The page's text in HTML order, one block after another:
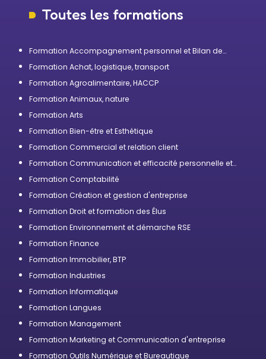
Toutes les formations
Formation Accompagnement personnel et Bilan de
Formation Achat, logistique, transport
Formation Agroalimentaire, HACCP
Formation Animaux, nature
Formation Arts
Formation Bien-être et Esthétique
Formation Commercial et relation client
Formation Communication et efficacité personnelle et
Formation Comptabilité
Formation Création et gestion d'entreprise
Formation Droit et formation des Élus
Formation Environnement et démarche RSE
Formation Finance
Formation Immobilier, BTP
Formation Industries
Formation Informatique
Formation Langues
Formation Management
Formation Marketing et Communication d'entreprise
Formation Outils Numérique et Bureautique